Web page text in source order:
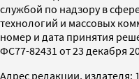
службой по надзору в
технологий и массовых
номер и дата принятия
ФС77-82431 от 23 декабря
Адрес редакции, издателя: